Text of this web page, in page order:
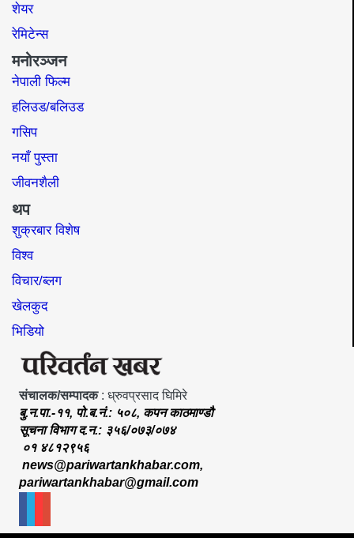
शेयर
रेमिटेन्स
मनोरञ्जन
नेपाली फिल्म
हलिउड/बलिउड
गसिप
नयाँ पुस्ता
जीवनशैली
थप
शुक्रबार विशेष
विश्व
विचार/ब्लग
खेलकुद
भिडियो
संचालक/सम्पादक: ध्रुवप्रसाद घिमिरे
बु.न.पा.-११, पो.ब.नं.: ५०८, कपन काठमाण्डौ
सूचना विभाग द.न.: ३५६/०७३/०७४
०१ ४८१२९५६
news@pariwartankhabar.com,
pariwartankhabar@gmail.com